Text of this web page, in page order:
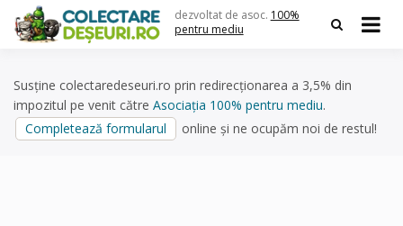
content
dezvoltat de asoc. 100%
pentru mediu
Susține colectaredeseuri.ro prin redirecționarea a 3,5% din
impozitul pe venit către Asociația 100% pentru mediu.
Completează formularul
online și ne ocupăm noi de restul!